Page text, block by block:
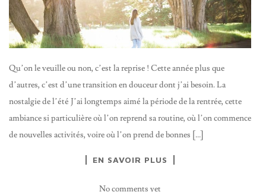
Qu’on le veuille ou non, c’est la reprise ! Cette année plus que
d’autres, c’est d’une transition en douceur dont j’ai besoin. La
nostalgie de l’été J’ai longtemps aimé la période de la rentrée, cette
ambiance si particulière où l’on reprend sa routine, où l’on commence
de nouvelles activités, voire où l’on prend de bonnes […]
EN SAVOIR PLUS
No comments yet